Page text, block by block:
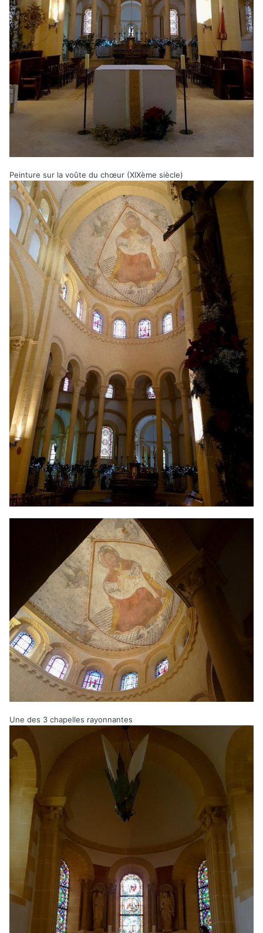
Peinture sur la voûte du chœur (XIXème siècle)
Une des 3 chapelles rayonnantes